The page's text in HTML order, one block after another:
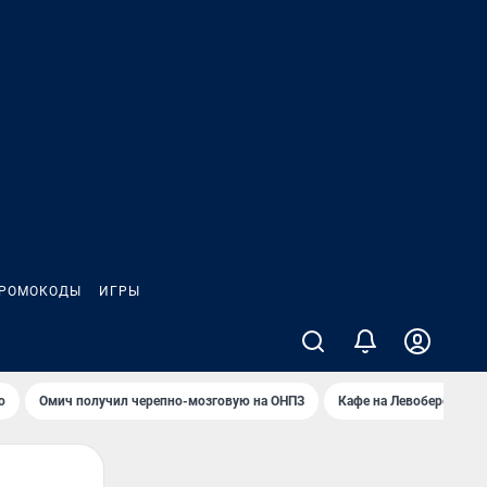
ИГРЫ
Омич получил черепно-мозговую на ОНПЗ Кафе на Левобережье